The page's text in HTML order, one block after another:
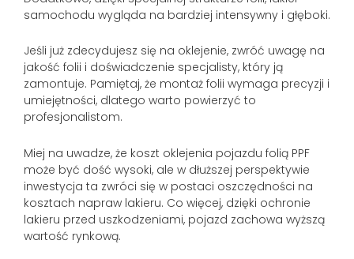
samochodu wygląda na bardziej intensywny i głęboki.
Jeśli już zdecydujesz się na oklejenie, zwróć uwagę na
jakość folii i doświadczenie specjalisty, który ją
zamontuje. Pamiętaj, że montaż folii wymaga precyzji i
umiejętności, dlatego warto powierzyć to
profesjonalistom.
Miej na uwadze, że koszt oklejenia pojazdu folią PPF
może być dość wysoki, ale w dłuższej perspektywie
inwestycja ta zwróci się w postaci oszczędności na
kosztach napraw lakieru. Co więcej, dzięki ochronie
lakieru przed uszkodzeniami, pojazd zachowa wyższą
wartość rynkową.